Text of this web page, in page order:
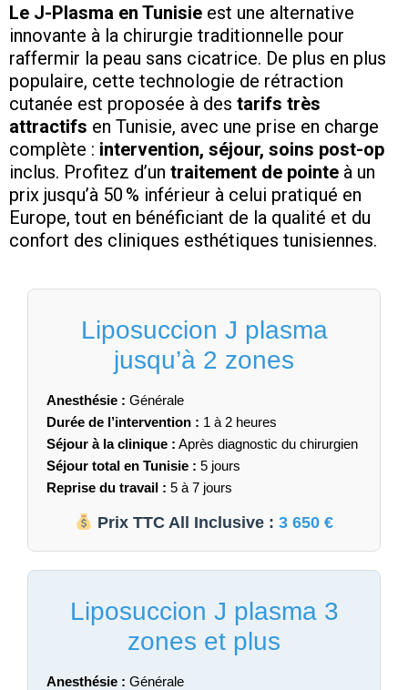
Le J-Plasma en Tunisie est une alternative
innovante à la chirurgie traditionnelle pour
raffermir la peau sans cicatrice. De plus en plus
populaire, cette technologie de rétraction
cutanée est proposée à des tarifs très
attractifs en Tunisie, avec une prise en charge
complète : intervention, séjour, soins post-op
inclus. Profitez d’un traitement de pointe à un
prix jusqu’à 50 % inférieur à celui pratiqué en
Europe, tout en bénéficiant de la qualité et du
confort des cliniques esthétiques tunisiennes.
Liposuccion J plasma
jusqu’à 2 zones
Anesthésie : Générale
Durée de l’intervention : 1 à 2 heures
Séjour à la clinique : Après diagnostic du chirurgien
Séjour total en Tunisie : 5 jours
Reprise du travail : 5 à 7 jours
Prix TTC All Inclusive :3 650 €
Liposuccion J plasma 3
zones et plus
Anesthésie : Générale